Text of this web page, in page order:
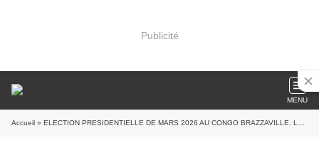
Publicité
MENU
Accueil » ELECTION PRESIDENTIELLE DE MARS 2026 AU CONGO BRAZZAVILLE. LA FUITE EN AVANT DU TYRAN . LES RESULTATS SONT CONNUS D'AVANCE